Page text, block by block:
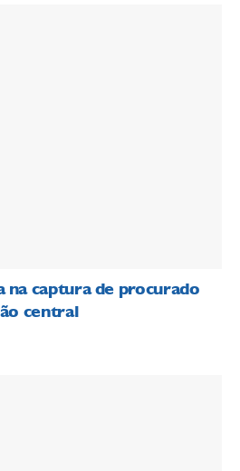
captura de procurado
central